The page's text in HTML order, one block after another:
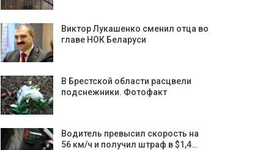
Виктор Лукашенко сменил отца во
главе НОК Беларуси
В Брестской области расцвели
подснежники. Фотофакт
Водитель превысил скорость на
56 км/ч и получил штраф в $1,4…